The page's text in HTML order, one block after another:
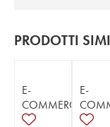
PRODOTTI
E-
COMMERCE
E-